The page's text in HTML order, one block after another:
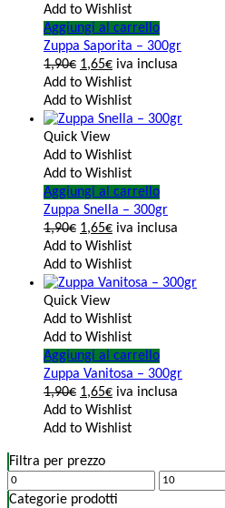
Add to Wishlist
Aggiungi al carrello
Zuppa Saporita – 300gr
1,90€ 1,65€ iva inclusa
Add to Wishlist
Add to Wishlist
Quick View
Add to Wishlist
Add to Wishlist
Aggiungi al carrello
Zuppa Snella – 300gr
1,90€ 1,65€ iva inclusa
Add to Wishlist
Add to Wishlist
Quick View
Add to Wishlist
Add to Wishlist
Aggiungi al carrello
Zuppa Vanitosa – 300gr
1,90€ 1,65€ iva inclusa
Add to Wishlist
Add to Wishlist
Filtra per prezzo
Categorie prodotti